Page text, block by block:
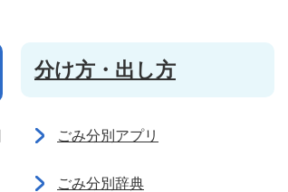
分け方・出し方
ごみ分別アプリ
ごみ分別辞典